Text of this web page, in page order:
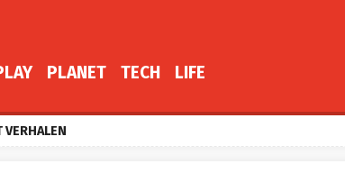
PLANET TECH LIFE